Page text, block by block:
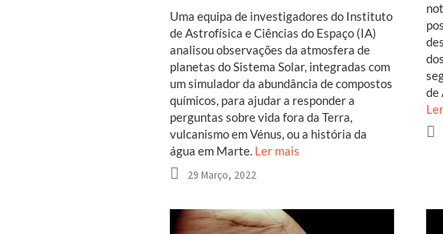
Uma equipa de investigadores do Instituto
de Astrofísica e Ciências do Espaço (IA)
analisou observações da atmosfera de
planetas do Sistema Solar, integradas com
um simulador da abundância de compostos
químicos, para ajudar a responder a
perguntas sobre vida fora da Terra,
vulcanismo em Vénus, ou a história da
água em Marte. Ler mais
29 Março, 2022
de